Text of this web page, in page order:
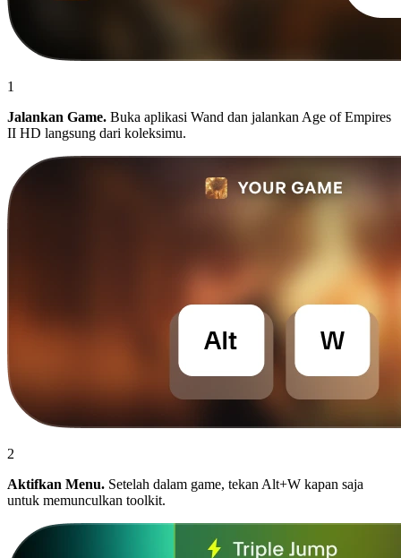
1
Jalankan Game. Buka aplikasi Wand dan jalankan Age of Empires
II HD langsung dari koleksimu.
2
Aktifkan Menu. Setelah dalam game, tekan Alt+W kapan saja
untuk memunculkan toolkit.